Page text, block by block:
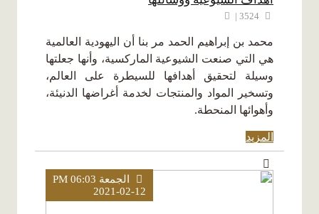
محمد بن إبراهيم الحمد مر بنا أن اليهودية العالمية
هي التي صنعت الشيوعية الماركسية، وأنها جعلتها
وسيلة لتحقيق أهدافها للسيطرة على العالم،
وتسخير المواد والمنتجات لخدمة أغراضها الدنيئة،
وأهوائها المنحطة.
المزيد
الجمعة PM 06:03
2021-02-12